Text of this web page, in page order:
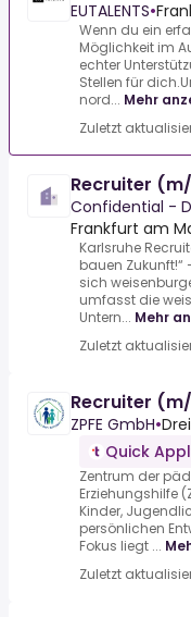
EUTALENTS•
Wenn du ein
Möglichkeit im
echter
Stellen für
nord... Mehr
Zuletzt
Recruiter
Confidential -
Frankfurt am
Karlsruhe
bauen
sich
umfasst die
Untern... Mehr
Zuletzt
Recruiter
ZPFE GmbH•
Quick
Zentrum der
Erziehungshilfe
Kinder,
persönlichen
Fokus liegt ...
Zuletzt